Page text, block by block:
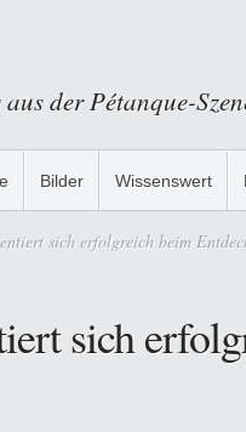
der Pétanque-
Bilder Wissenswert
sich erfolgreich beim
sich